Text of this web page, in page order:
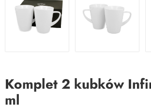
Komplet 2 kubków
ml